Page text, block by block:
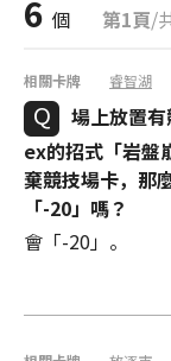
6 個 第1頁/
相關卡牌 睿智湖
場上放置
ex的招式「岩盤
棄競技場卡，那
「-20」嗎？
會「-20」。